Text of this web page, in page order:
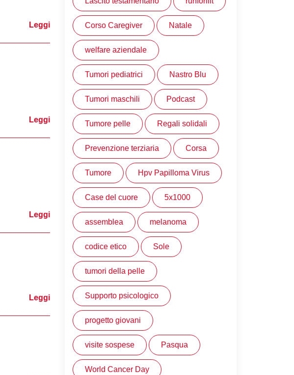
Leggi
Leggi
Leggi
Leggi
Corso Caregiver Natale
welfare aziendale
Tumori pediatrici Nastro Blu
Tumori maschili Podcast
Tumore pelle Regali solidali
Prevenzione terziaria Corsa
Tumore Hpv Papilloma Virus
Case del cuore 5x1000
assemblea melanoma
codice etico Sole
tumori della pelle
Supporto psicologico
progetto giovani
visite sospese Pasqua
World Cancer Day